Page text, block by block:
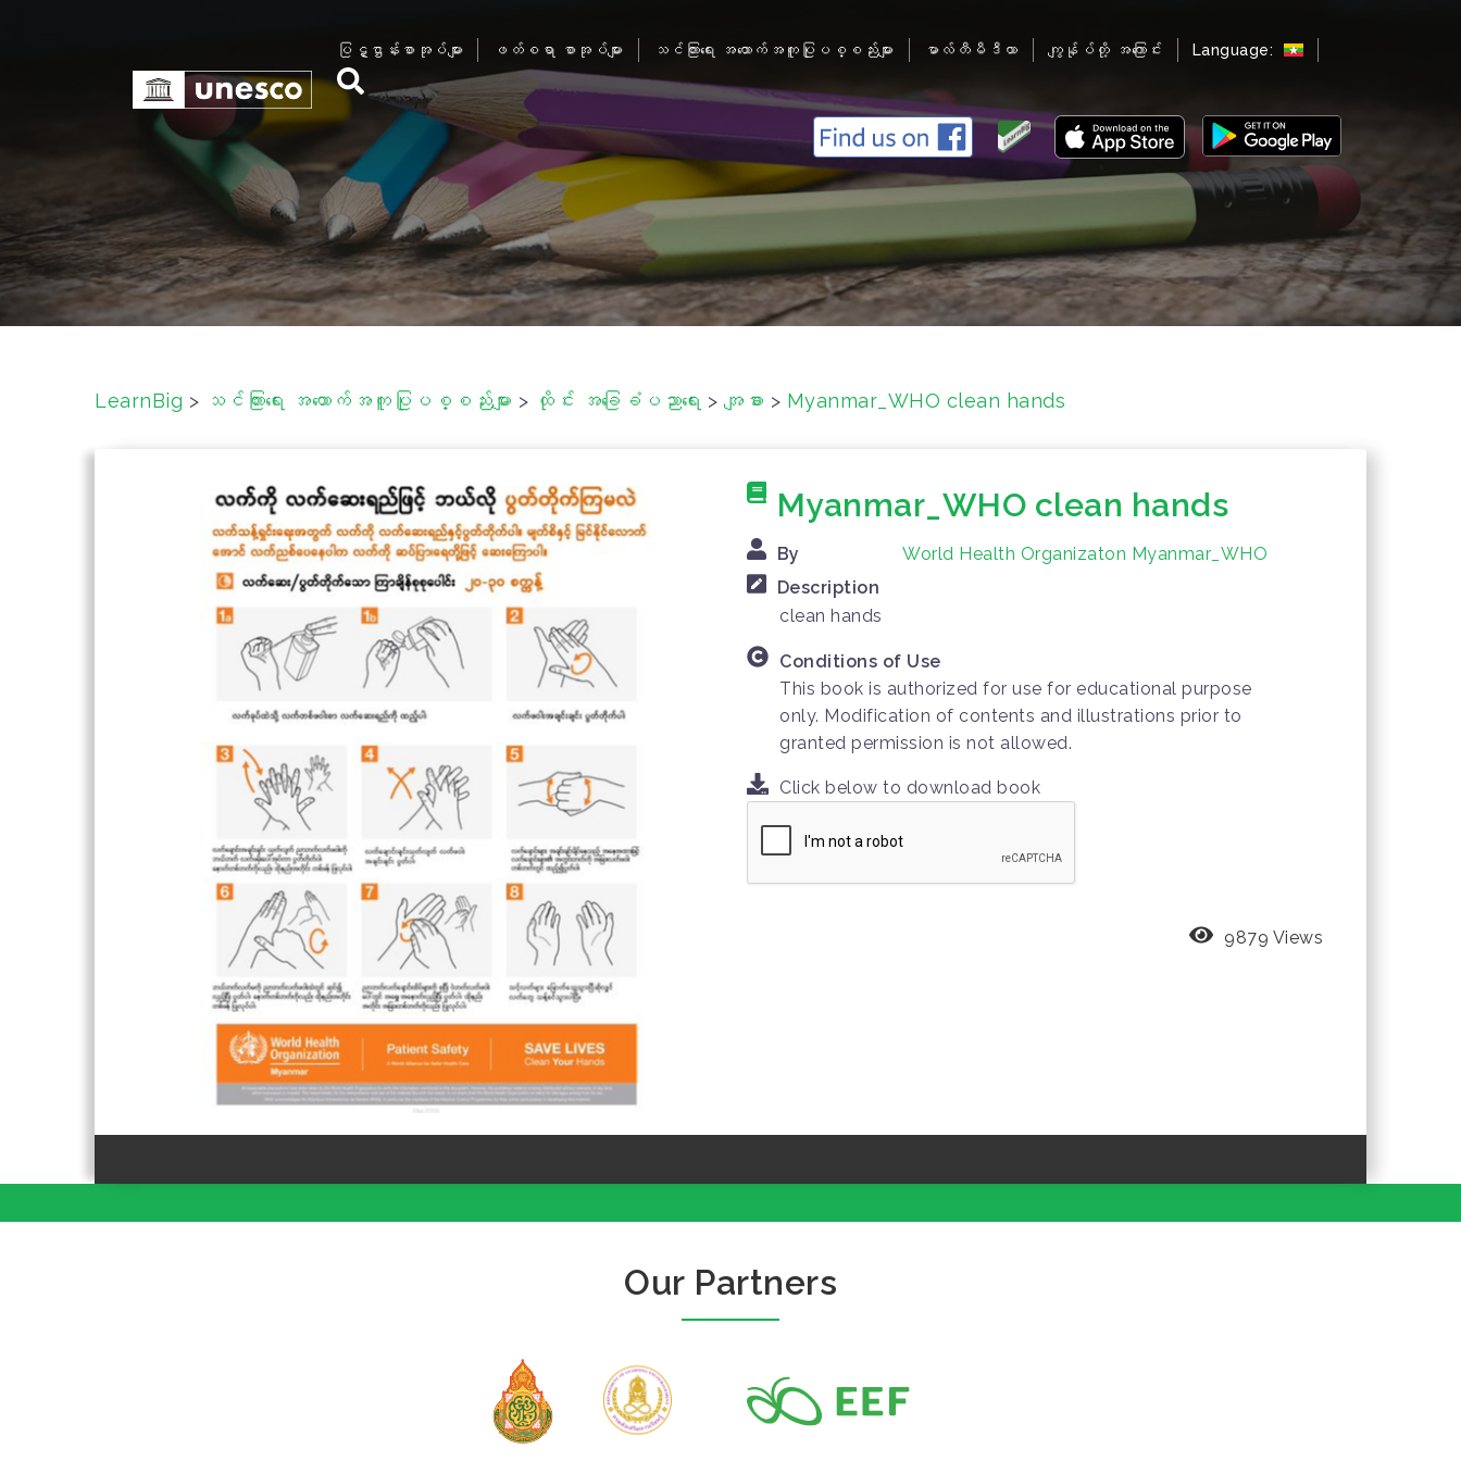
n
t
e
ပြဋ္ဌာန်းစာအုပ်များ ဖတ်စရာ စာအုပ်များ သင်ကြားရေး အထောက်အကူပြုပစ္စည်းများ မာလ်တီမီဒီယာ ကျွန်ုပ်တို့ အကြောင်း Language:
LearnBig > သင်ကြားရေး အထောက်အကူပြုပစ္စည်းများ > ထိုင်း အခြေခံပညာရေး > အျခား > Myanmar_WHO clean hands
Myanmar_WHO clean hands
By
World Health Organizaton Myanmar_WHO
Description
clean hands
Conditions of Use
This book is authorized for use for educational purpose
only. Modification of contents and illustrations prior to
granted permission is not allowed.
Click below to download book
9879 Views
Our Partners